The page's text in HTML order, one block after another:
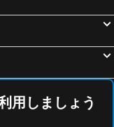
pet friendly hotels
用しましょう